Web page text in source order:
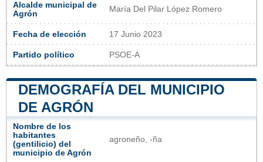
Alcalde municipal de
Agrón
María Del Pilar López Romero
Fecha de elección 17 Junio 2023
Partido político PSOE-A
DEMOGRAFÍA DEL MUNICIPIO
DE AGRÓN
Nombre de los
habitantes
(gentilicio) del
municipio de Agrón
agroneño, -ña